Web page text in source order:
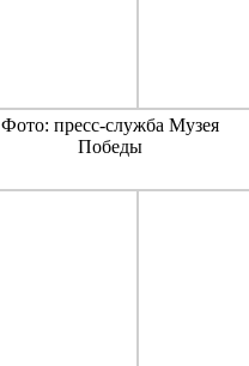
Фото: пресс-служба Музея
Победы